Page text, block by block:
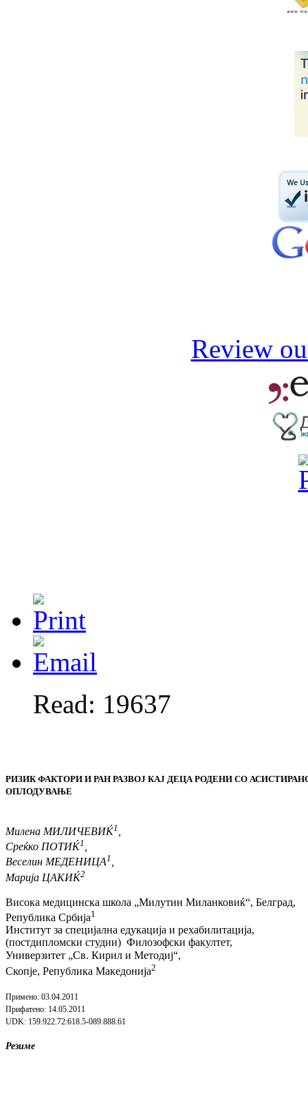
Review
Read: 19637
РИЗИК ФАКТОРИ И РАН РАЗВОЈ КАЈ ДЕЦА РОДЕНИ СО
ОПЛОДУВАЊЕ
Милена МИЛИЧЕВИЌ1
Среќко ПОТИЌ1
Веселин МЕДЕНИЦА1
Марија ЦАКИЌ2
Висока медицинска школа „Милутин Миланковиќ“, Белград,
Република Србија1
Институтза специјална едукација и рехабилитација,
(постдипломски студии) Филозофски факултет,
Универзитет „Св. Кирил и Методиј“,
Скопје, Република Македонија2
Примено: 03.04.2011
Прифатено: 14.05.2011
UDK: 159.922.72:618.5-089.888.61
Резиме